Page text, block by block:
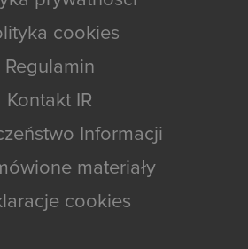
cookies
Regulamin
Kontakt IR
Informacji
materiały
cookies